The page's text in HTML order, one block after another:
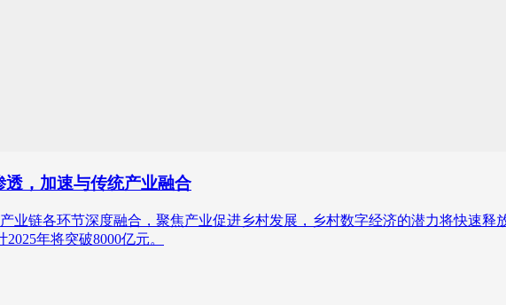
，加速与传统产业融合
业链各环节深度融合，聚焦产业促进乡村发展，乡村数字经济的潜力将快速释
年将突破8000亿元。